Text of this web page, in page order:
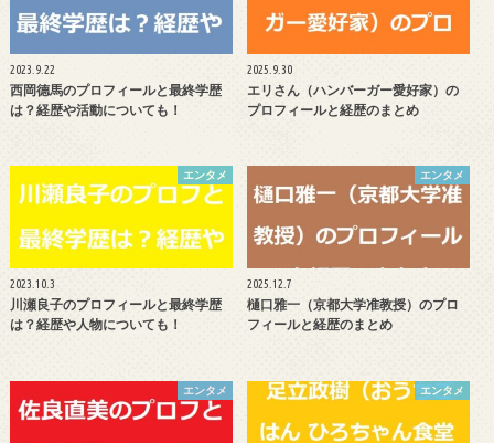
2023.9.22
西岡德馬のプロフィールと最終学歴
は？経歴や活動についても！
2025.9.30
エリさん（ハンバーガー愛好家）の
プロフィールと経歴のまとめ
エンタメ
2023.10.3
川瀬良子のプロフィールと最終学歴
は？経歴や人物についても！
エンタメ
2025.12.7
樋口雅一（京都大学准教授）のプロ
フィールと経歴のまとめ
エンタメ エンタメ